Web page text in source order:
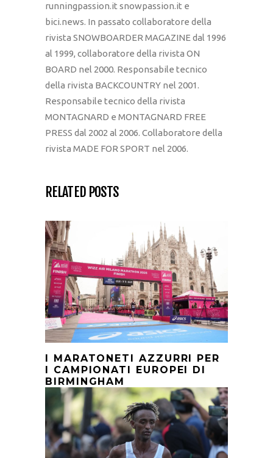
runningpassion.it snowpassion.it e
bici.news. In passato collaboratore della
rivista SNOWBOARDER MAGAZINE dal 1996
al 1999, collaboratore della rivista ON
BOARD nel 2000. Responsabile tecnico
della rivista BACKCOUNTRY nel 2001.
Responsabile tecnico della rivista
MONTAGNARD e MONTAGNARD FREE
PRESS dal 2002 al 2006. Collaboratore della
rivista MADE FOR SPORT nel 2006.
RELATED POSTS
I MARATONETI AZZURRI PER
I CAMPIONATI EUROPEI DI
BIRMINGHAM